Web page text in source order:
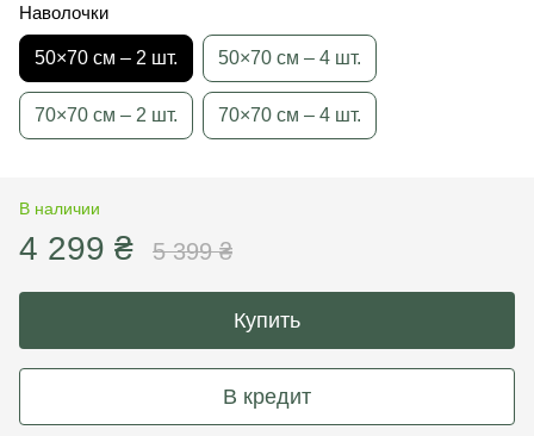
Наволочки
50×70 см – 2 шт. 50×70 см – 4 шт.
70×70 см – 2 шт. 70×70 см – 4 шт.
В наличии
4 299 ₴ 5 399 ₴
Купить
В кредит